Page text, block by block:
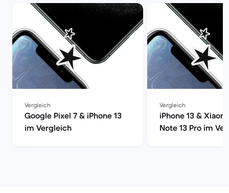
Vergleich
Google Pixel 7 & iPhone 13
im Vergleich
Vergleich
iPhone 13 &
Note 13 Pro im